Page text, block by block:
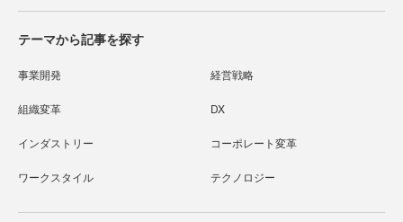
テーマから記事を探す
事業開発 経営戦略
組織変革 DX
インダストリー コーポレート変革
ワークスタイル テクノロジー